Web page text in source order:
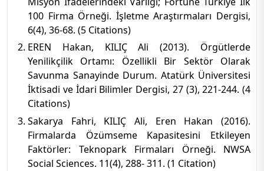
100 Firma Örneği. İşletme Araştırmaları Dergisi,
6(4), 36-68. (5 Citations)
EREN Hakan, KILIÇ Ali (2013). Örgütlerde
Yenilikçilik Ortamı: Özellikli Bir Sektör Olarak
Savunma Sanayinde Durum. Atatürk Üniversitesi
İktisadi ve İdari Bilimler Dergisi, 27 (3), 221-244. (4
Citations)
Sakarya Fahri, KILIÇ Ali, Eren Hakan (2016).
Firmalarda Özümseme Kapasitesini Etkileyen
Faktörler: Teknopark Firmaları Örneği. NWSA
Social Sciences. 11(4), 288- 311. (1 Citation)